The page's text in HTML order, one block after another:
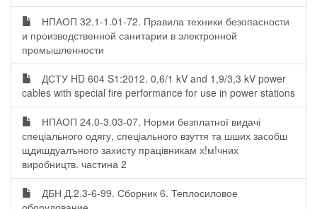
НПАОП 32.1-1.01-72. Правила техники безопасности
и производственной санитарии в электронной
промышленности
ДСТУ HD 604 S1:2012. 0,6/1 kV and 1,9/3,3 kV power
cables with special fire performance for use in power stations
НПАОП 24.0-3.03-07. Норми безплатної видачі
спеціального одягу, спеціального взуття та шших засобш
щдишдуалъного захисту працівникам х!м!чних
виробництв. частина 2
ДБН Д.2.3-6-99. Сборник 6. Теплосиловое